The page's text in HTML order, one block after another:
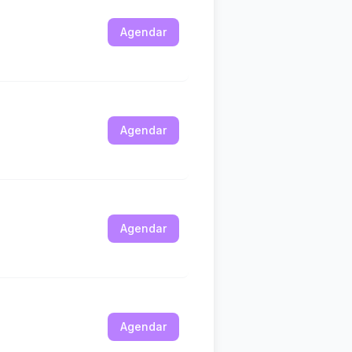
Agendar
Agendar
Agendar
Agendar